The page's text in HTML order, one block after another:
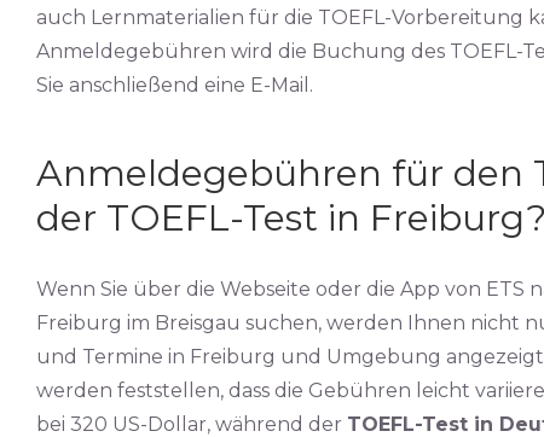
auch Lernmaterialien für die TOEFL-Vorbereitung
Anmeldegebühren wird die Buchung des TOEFL-
Sie anschließend eine E-Mail.
Anmeldegebühren für den
der TOEFL-Test in Freiburg?
Wenn Sie über die Webseite oder die App von ETS
Freiburg im Breisgau suchen, werden Ihnen nicht
und Termine in Freiburg und Umgebung
werden feststellen, dass die Gebühren leicht
bei 320 US-Dollar, während der TOEFL-Test in